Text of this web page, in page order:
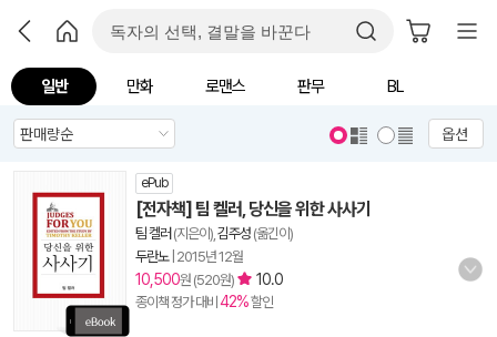
일반 만화 로맨스 판무 BL
옵션
ePub
[전자책] 팀 켈러, 당신을 위한 사사기
팀 켈러 (지은이), 김주성 (옮긴이)
두란노| 2015년 12월
10,500원 (520원) 10.0
종이책 정가 대비 42%할인